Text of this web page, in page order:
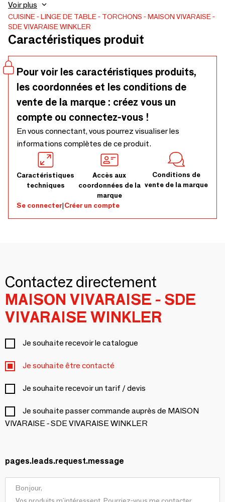
résistance au lavage en machine pour une parfaite
propreté. Ses dimensions standard de 50x70 cm en font
une serviette de cuisine facile à utiliser et efficace pour
essuyer la vaisselle ou éponger les éclaboussures des
restauration ou particulier, laissez-vous séduire par ce
torchon de cuisine alliant tradition et modernité. - 100%
Coton
Voir plus
CUISINE LINGE DE TABLE TORCHONS
MAISON VIVARAISE -
SDE VIVARAISE WINKLER
Caractéristiques produit
Pour voir les caractéristiques produits,
les coordonnées et les conditions de
vente de la marque : créez vous un
compte ou connectez-vous !
En vous connectant, vous pourrez visualiser les
informations complètes de ce produit.
Caractéristiques
techniques
Accès aux
coordonnées de la
marque
Conditions de
vente de la marque
Se connecter|Créer un compte
Contactez directement
MAISON VIVARAISE - SDE
VIVARAISE WINKLER
Je souhaite recevoir le catalogue
Je souhaite être contacté
Je souhaite recevoir un tarif / devis
Je souhaite passer commande auprès de MAISON
VIVARAISE - SDE VIVARAISE WINKLER
pages.leads.request.message